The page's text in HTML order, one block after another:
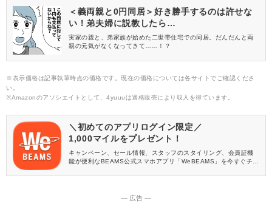
＜義両親と0円同居＞好き勝手するのは許せな
い！弟夫婦に説教したら…
実家の親と、弟家族が始めた二世帯住宅での同居。だんだんと両
親の元気がなくなってきて……！？
※表示価格は記事執筆時点の価格です。現在の価格については各サイトでご確認くださ
い。
※Amazonのアソシエイトとして、4yuuuは適格販売により収入を得ています。
＼初めてのアプリログイン限定／
1,000マイルをプレゼント！
キャンペーン、セール情報、スタッフのスタイリング、会員証機
能が便利なBEAMS公式スマホアプリ「WeBEAMS」を今すぐチェ
― 広告 ―